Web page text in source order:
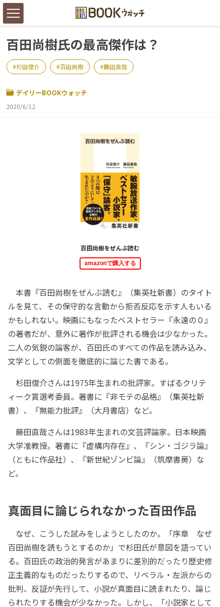
百田尚樹氏の最高傑作は？
杉田俊介 百田尚樹 藤田直哉
デイリーBOOKウォッチ
2020/6/12
百田尚樹をぜんぶ読む
amazonで購入する
本書『百田尚樹をぜんぶ読む』（集英社新書）のタイト
ルを見て、その保守的な言動から拒否反応を示す人もいる
かもしれない。映画にもなったベストセラー『永遠の０』
の著者だが、意外に著作が批評される機会は少なかった。
二人の気鋭の論客が、百田氏のすべての作品を読み込み、
文学としての側面を徹底的に論じた書である。
杉田俊介さんは1975年生まれの批評家。すばるクリテ
ィーク賞選考委員。著書に『非モテの品格』（集英社新
書）、『無能力批評』（大月書店）など。
藤田直哉さんは1983年生まれの文芸評論家。日本映画
大学准教授。著書に『虚構内存在』、『シン・ゴジラ論』
（ともに作品社）、『新世紀ゾンビ論』（筑摩書房）な
ど。
真面目に論じられなかった百田作品
なぜ、こうした試みをしようとしたのか。「序章 なぜ
百田尚樹を読もうとするのか」で杉田氏が意図を語ってい
る。百田氏の政治的発言があまりに差別的だったり歴史修
正主義的なものだったりするので、リベラル・左派からの
批判、反証が先行して、小説が真面目に読まれたり、論じ
られたりする機会が少なかった。しかし、「小説家として